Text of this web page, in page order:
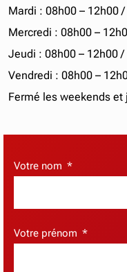
Mardi : 08h00 – 12h00
Mercredi : 08h00 –
Jeudi : 08h00 – 12h00
Vendredi : 08h00 –
Fermé les weekends et
Votre nom
Votre prénom